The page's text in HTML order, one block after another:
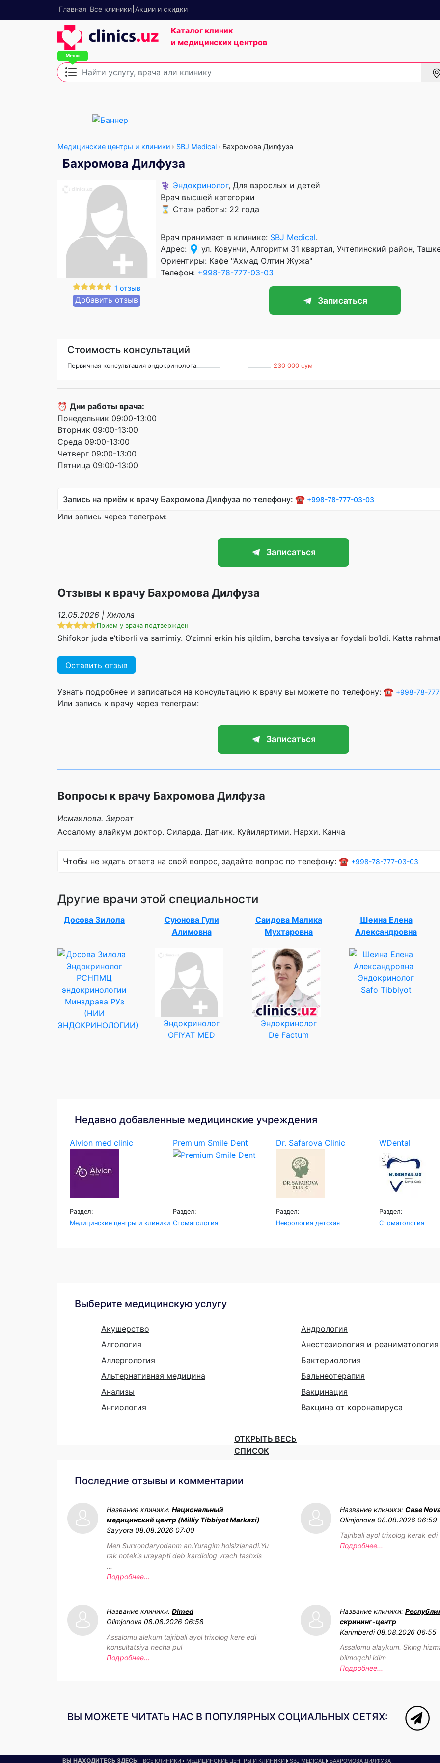
Главная Все клиники Акции и скидки
Каталог клиник
и медицинских центров
Медицинские центры и клиники SBJ Medical Бахромова Дилфуза
Бахромова Дилфуза
1 отзыв
Добавить отзыв
⚕️ Эндокринолог, Для взрослых и детей
Врач высшей категории
⌛ Стаж работы: 22 года
Врач принимает в клинике: SBJ Medical.
Адрес:
ул. Ковунчи, Алгоритм 31 квартал, Учтепинский район,
Ориентиры: Кафе "Ахмад Олтин Жужа"
Телефон: +998-78-777-03-03
Записаться
Стоимость консультаций
Первичная консультация эндокринолога 230 000 сум
⏰ Дни работы врача:
Понедельник 09:00-13:00
Вторник 09:00-13:00
Среда 09:00-13:00
Четверг 09:00-13:00
Пятница 09:00-13:00
Запись на приём к врачу Бахромова Дилфуза по телефону: ☎️ +998-78-777-03-03
Или запись через телеграм:
Записаться
Отзывы к врачу Бахромова Дилфуза
12.05.2026 | Хилола
Прием у врача подтвержден
Shifokor juda e’tiborli va samimiy. O‘zimni erkin his qildim, barcha tavsiyalar foydali bo‘ldi. Katta
Оставить отзыв
Узнать подробнее и записаться на консультацию к врачу вы можете по телефону: ☎️ +998-78-
Или запись к врачу через телеграм:
Записаться
Вопросы к врачу Бахромова Дилфуза
Исмаилова. Зироат
Ассалому алайкум доктор. Силарда. Датчик. Куйиляртими. Нархи. Канча
Чтобы не ждать ответа на свой вопрос, задайте вопрос по телефону: ☎️ +998-78-777-03-03
Другие врачи этой специальности
Досова Зилола
Эндокринолог
РСНПМЦ
эндокринологии
Минздрава РУз
(НИИ
ЭНДОКРИНОЛОГИИ)
Суюнова Гули
Алимовна
Эндокринолог
OFIYAT MED
Саидова Малика
Мухтаровна
Эндокринолог
De Factum
Шеина Елена
Александровна
Эндокринолог
Safo Tibbiyot
Недавно добавленные медицинские учреждения
Alvion med clinic
Раздел:
Медицинские центры и клиники
Premium Smile Dent
Раздел:
Стоматология
Dr. Safarova Clinic
Раздел:
Неврология детская
WDental
Раздел:
Стоматология
Выберите медицинскую услугу
Акушерство
Алгология
Аллергология
Альтернативная медицина
Анализы
Ангиология
Андрология
Анестезиология и реаниматология
Бактериология
Бальнеотерапия
Вакцинация
Вакцина от коронавируса
ОТКРЫТЬ ВЕСЬ
СПИСОК
Последние отзывы и комментарии
Название клиники: Национальный
медицинский центр (Milliy Tibbiyot Markazi)
Sayyora 08.08.2026 07:00
Men Surxondaryodanm an.Yuragim holsizlanadi.Yu
rak notekis urayapti deb kardiolog vrach tashxis
...
Подробнее...
Название клиники: Case
Olimjonova 08.08.2026 06:59
Tajribali ayol trixolog kerak edi
Подробнее...
Название клиники: Dimed
Olimjonova 08.08.2026 06:58
Assalomu alekum tajribali ayol trixolog kere edi
konsultatsiya necha pul
Подробнее...
Название клиники:
скрининг-центр
Karimberdi 08.08.2026 06:55
Assalomu alaykum. Sking
bilmoqchi idim
Подробнее...
ВЫ МОЖЕТЕ ЧИТАТЬ НАС В ПОПУЛЯРНЫХ СОЦИАЛЬНЫХ СЕТЯХ:
ВЫ НАХОДИТЕСЬ ЗДЕСЬ: ВСЕ КЛИНИКИ МЕДИЦИНСКИЕ ЦЕНТРЫ И КЛИНИКИ SBJ MEDICAL БАХРОМОВА ДИЛФУЗА